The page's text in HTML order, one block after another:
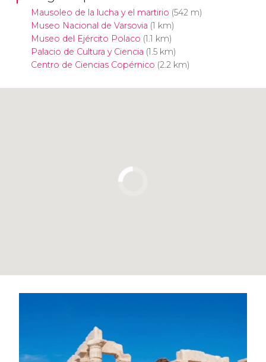
Mausoleo de la lucha y el martirio (542 m)
Museo Nacional de Varsovia (1 km)
Museo del Ejército Polaco (1.1 km)
Palacio de Cultura y Ciencia (1.5 km)
Centro de Ciencias Copérnico (2.2 km)